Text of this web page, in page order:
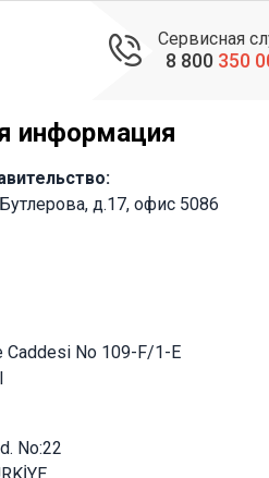
Сервисная
8 800 350
информация
д.17, офис 5086
Caddesi No 109-F/1-E
No:22